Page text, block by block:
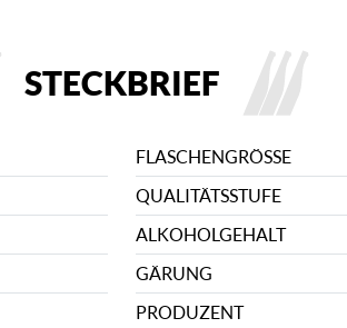
STECKBRIEF
FLASCHENGRÖSSE
QUALITÄTSSTUFE
ALKOHOLGEHALT
GÄRUNG
PRODUZENT